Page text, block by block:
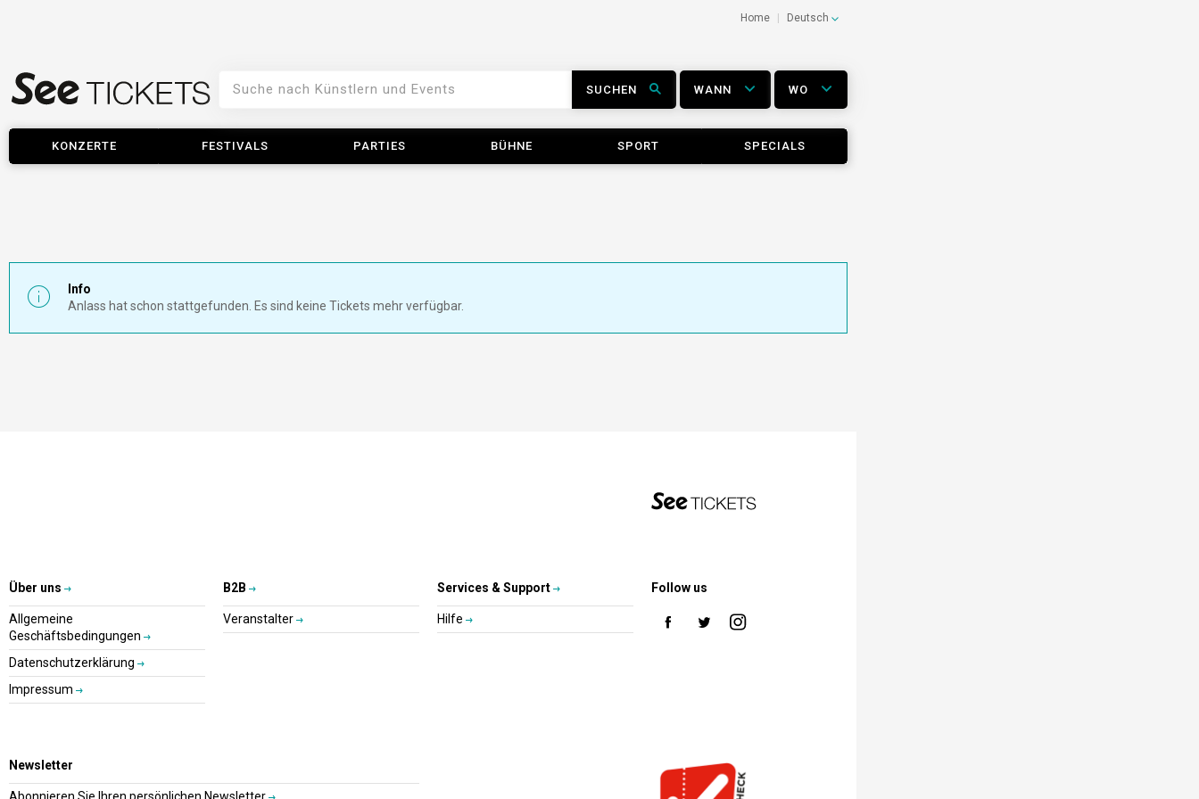
Home Deutsch
SUCHEN WANN WO
KONZERTE FESTIVALS PARTIES BÜHNE SPORT SPECIALS
Info
Anlass hat schon stattgefunden. Es sind keine Tickets mehr verfügbar.
Über uns
Allgemeine
Geschäftsbedingungen
Datenschutzerklärung
Impressum
B2B
Veranstalter
Services & Support
Hilfe
Follow us
Newsletter